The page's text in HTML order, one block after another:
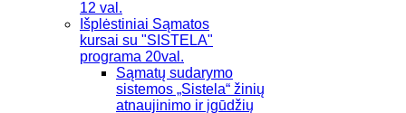
12 val.
Išplėstiniai Sąmatos
kursai su "SISTELA"
programa 20val.
Sąmatų sudarymo
sistemos „Sistela“ žinių
atnaujinimo ir įgūdžių